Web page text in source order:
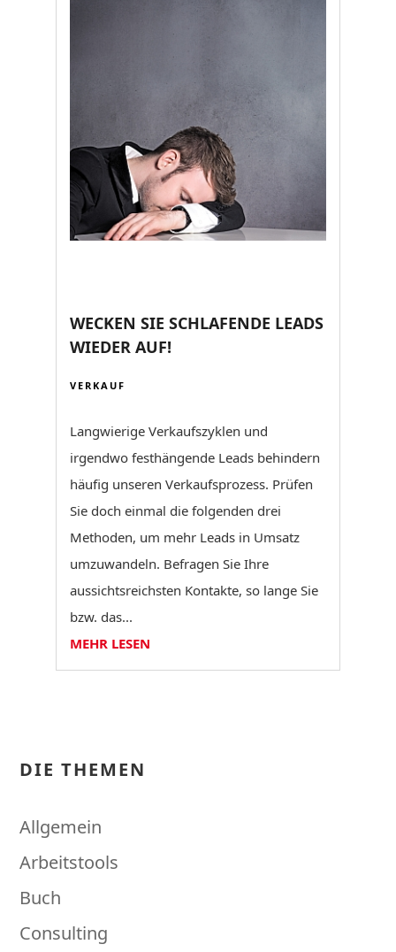
WECKEN SIE SCHLAFENDE LEADS
WIEDER AUF!
VERKAUF
Langwierige Verkaufszyklen und
irgendwo festhängende Leads behindern
häufig unseren Verkaufsprozess. Prüfen
Sie doch einmal die folgenden drei
Methoden, um mehr Leads in Umsatz
umzuwandeln. Befragen Sie Ihre
aussichtsreichsten Kontakte, so lange Sie
bzw. das...
MEHR LESEN
DIE THEMEN
Allgemein
Arbeitstools
Buch
Consulting